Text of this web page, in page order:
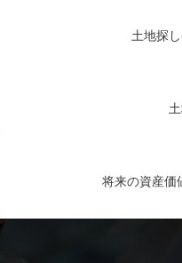
土地探
将来の資産価